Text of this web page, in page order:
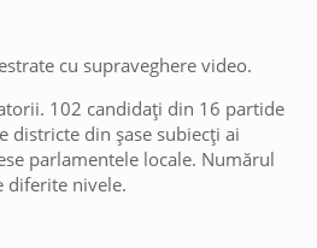
cu supraveghere video.
102 candidați din 16 partide
districte din șase subiecți ai
parlamentele locale. Numărul
diferite nivele.